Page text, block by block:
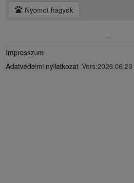
pets Nyomot hagyok
...
Impresszum
Adatvédelmi nyilatkozat Vers:2026.06.23